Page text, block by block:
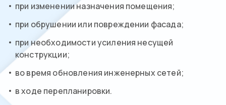
при изменении назначения помещения;
при обрушении или повреждении фасада;
при необходимости усиления несущей
конструкции;
во время обновления инженерных сетей;
в ходе перепланировки.